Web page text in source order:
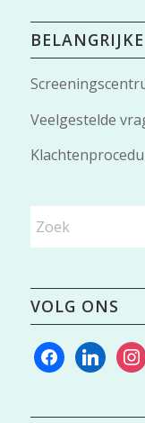
Veelgestelde
VOLG ONS
facebooklinkedin